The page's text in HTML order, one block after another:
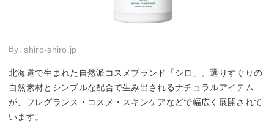
By: shiro-shiro.jp
北海道で生まれた自然派コスメブランド「シロ」。選りすぐりの
自然素材とシンプルな配合で生み出されるナチュラルアイテム
が、フレグランス・コスメ・スキンケアなどで幅広く展開されて
います。